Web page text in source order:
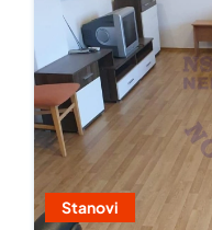
Stanovi